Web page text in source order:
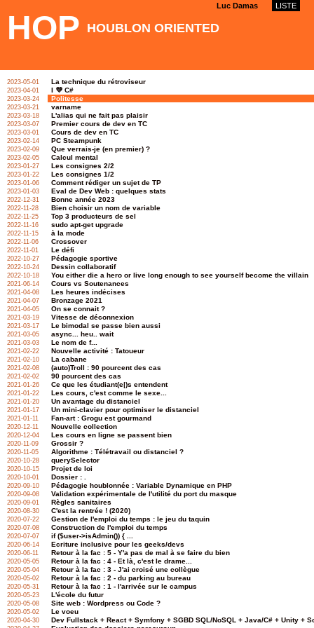
HOP HOUBLON ORIENTED
PROGRAMMING
LISTE
Luc Damas
2023-05-01 La technique du rétroviseur
2023-04-01 I 💜 C#
2023-03-24 Politesse
2023-03-21 varname
2023-03-18 L'alias qui ne fait pas plaisir
2023-03-07 Premier cours de dev en TC
2023-03-01 Cours de dev en TC
2023-02-14 PC Steampunk
2023-02-09 Que verrais-je (en premier) ?
2023-02-05 Calcul mental
2023-01-27 Les consignes 2/2
2023-01-22 Les consignes 1/2
2023-01-06 Comment rédiger un sujet de TP
2023-01-03 Eval de Dev Web : quelques stats
2022-12-31 Bonne année 2023
2022-11-28 Bien choisir un nom de variable
2022-11-25 Top 3 producteurs de sel
2022-11-16 sudo apt-get upgrade
2022-11-15 à la mode
2022-11-06 Crossover
2022-11-01 Le défi
2022-10-27 Pédagogie sportive
2022-10-24 Dessin collaboratif
2022-10-18 You either die a hero or live long enough to see yourself become the villain
2021-06-14 Cours vs Soutenances
2021-04-08 Les heures indécises
2021-04-07 Bronzage 2021
2021-04-05 On se connait ?
2021-03-19 Vitesse de déconnexion
2021-03-17 Le bimodal se passe bien aussi
2021-03-05 async... heu.. wait
2021-03-03 Le nom de f...
2021-02-22 Nouvelle activité : Tatoueur
2021-02-10 La cabane
2021-02-08 (auto)Troll : 90 pourcent des cas
2021-02-02 90 pourcent des cas
2021-01-26 Ce que les étudiant(e|)s entendent
2021-01-22 Les cours, c'est comme le sexe...
2021-01-20 Un avantage du distanciel
2021-01-17 Un mini-clavier pour optimiser le distanciel
2021-01-11 Fan-art : Grogu est gourmand
2020-12-11 Nouvelle collection
2020-12-04 Les cours en ligne se passent bien
2020-11-09 Grossir ?
2020-11-05 Algorithme : Télétravail ou distanciel ?
2020-10-28 querySelector
2020-10-15 Projet de loi
2020-10-01 Dossier : .
2020-09-10 Pédagogie houblonnée : Variable Dynamique en PHP
2020-09-08 Validation expérimentale de l'utilité du port du masque
2020-09-01 Règles sanitaires
2020-08-30 C'est la rentrée ! (2020)
2020-07-22 Gestion de l'emploi du temps : le jeu du taquin
2020-07-08 Construction de l'emploi du temps
2020-07-07 if ($user->isAdmin()) { ...
2020-06-14 Ecriture inclusive pour les geeks/devs
2020-06-11 Retour à la fac : 5 - Y'a pas de mal à se faire du bien
2020-05-05 Retour à la fac : 4 - Et là, c'est le drame...
2020-05-04 Retour à la fac : 3 - J'ai croisé une collègue
2020-05-02 Retour à la fac : 2 - du parking au bureau
2020-05-31 Retour à la fac : 1 - l'arrivée sur le campus
2020-05-23 L'école du futur
2020-05-08 Site web : Wordpress ou Code ?
2020-05-02 Le voeu
2020-04-30 Dev Fullstack + React + Symfony + SGBD SQL/NoSQL + Java/C# + Unity +
Politesse
2023-03-24
ia chatgpt skynet